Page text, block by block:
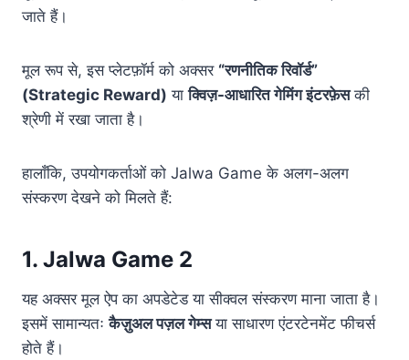
जाते हैं।
मूल रूप से, इस प्लेटफ़ॉर्म को अक्सर “रणनीतिक रिवॉर्ड”
(Strategic Reward) याक्विज़-आधारित गेमिंग इंटरफ़ेसकी
श्रेणी में रखा जाता है।
हालाँकि, उपयोगकर्ताओं को Jalwa Game के अलग-अलग
संस्करण देखने को मिलते हैं:
1. Jalwa Game 2
यह अक्सर मूल ऐप का अपडेटेड या सीक्वल संस्करण माना जाता है।
इसमें सामान्यतःकैज़ुअल पज़ल गेम्सया साधारण एंटरटेनमेंट फीचर्स
होते हैं।